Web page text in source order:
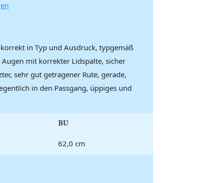
in Typ und Ausdruck, typgemäß
mit korrekter Lidspalte, sicher
sehr gut getragener Rute, gerade,
in den Passgang, üppiges und
BU
62,0 cm